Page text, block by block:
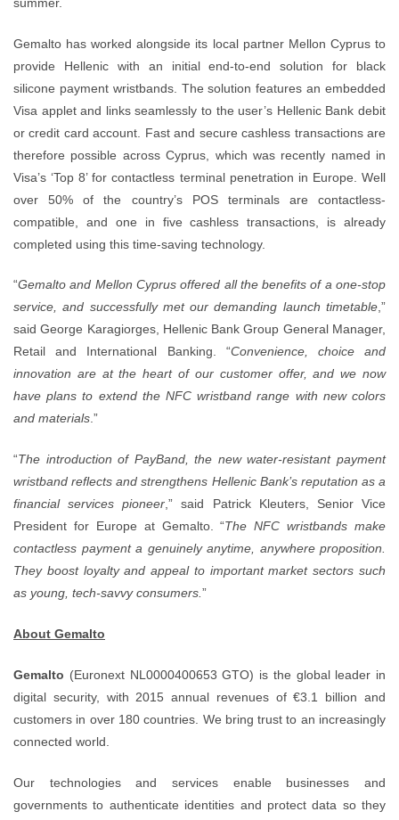
Gemalto has worked alongside its
provide Hellenic with an initial
silicone payment wristbands. The
Visa applet and links seamlessly to
or credit card account. Fast and
therefore possible across Cyprus,
Visa’s ‘Top 8’ for contactless
over 50% of the country’s POS
compatible, and one in five
completed using this time-saving
“Gemalto and Mellon Cyprus offered
service, and successfully met our
said George Karagiorges, Hellenic
Retail and International Banking. “
innovation are at the heart of our
have plans to extend the NFC
“The introduction of PayBand, the
wristband reflects and strengthens
financial services pioneer,” said
President for Europe at Gemalto. “
contactless payment a genuinely
They boost loyalty and appeal to
as young, tech-savvy consumers.
Gemalto(Euronext NL0000400653
digital security, with 2015 annual
customers in over 180 countries. We
Our technologies and services
governments to authenticate